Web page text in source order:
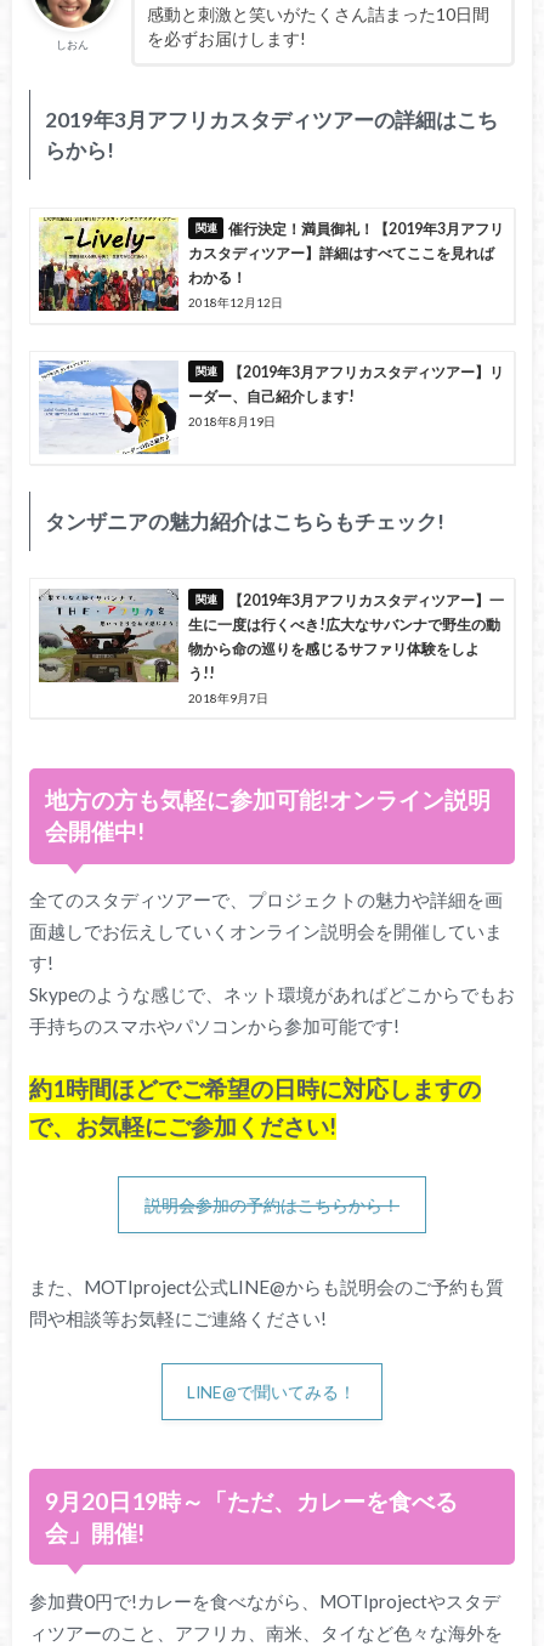
しおん
感動と刺激と笑いがたくさん詰まった10日間
を必ずお届けします!
2019年3月アフリカスタディツアーの詳細はこち
らから!
催行決定！満員御礼！【2019年3月アフリ
カスタディツアー】詳細はすべてここを見れば
わかる！
2018年12月12日
【2019年3月アフリカスタディツアー】リ
ーダー、自己紹介します!
2018年8月19日
タンザニアの魅力紹介はこちらもチェック!
【2019年3月アフリカスタディツアー】一
生に一度は行くべき!広大なサバンナで野生の動
物から命の巡りを感じるサファリ体験をしよ
う!!
2018年9月7日
地方の方も気軽に参加可能!オンライン説明
会開催中!
全てのスタディツアーで、プロジェクトの魅力や詳細を画
面越しでお伝えしていくオンライン説明会を開催していま
す!
Skypeのような感じで、ネット環境があればどこからでもお
手持ちのスマホやパソコンから参加可能です!
約1時間ほどでご希望の日時に対応しますの
で、お気軽にご参加ください!
説明会参加の予約はこちらから！
また、MOTIproject公式LINE@からも説明会のご予約も質
問や相談等お気軽にご連絡ください!
LINE@で聞いてみる！
9月20日19時～「ただ、カレーを食べる
会」開催!
参加費0円で!カレーを食べながら、MOTIprojectやスタデ
ィツアーのこと、アフリカ、南米、タイなど色々な海外を